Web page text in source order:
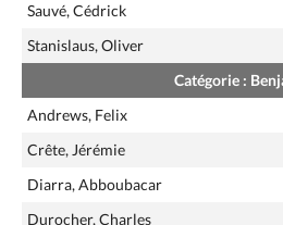
Sauvé, Cédrick
Stanislaus, Oliver
Catégorie :
Andrews, Felix
Crête, Jérémie
Diarra, Abboubacar
Durocher, Charles